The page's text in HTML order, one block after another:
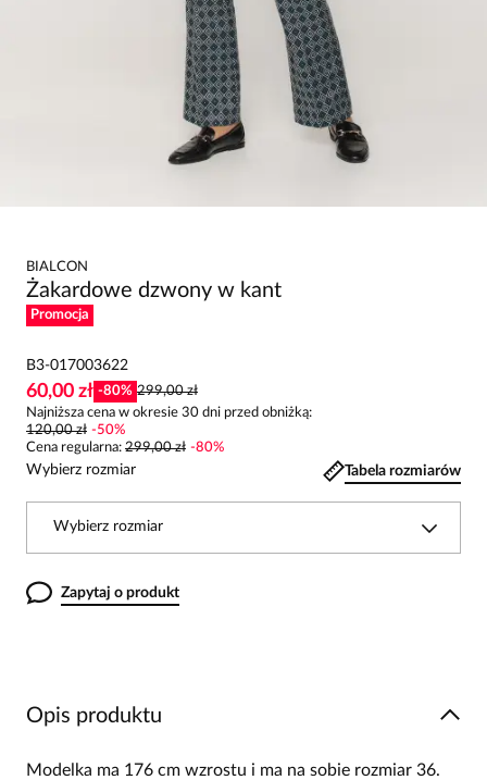
BIALCON
Żakardowe dzwony w kant
Promocja
B3-017003622
60,00 zł -80% 299,00 zł
Najniższa cena w okresie 30 dni przed obniżką:
120,00 zł -50%
Cena regularna: 299,00 zł -80%
Wybierz rozmiar Tabela rozmiarów
Wybierz rozmiar
Zapytaj o produkt
Opis produktu
Modelka ma 176 cm wzrostu i ma na sobie rozmiar 36.